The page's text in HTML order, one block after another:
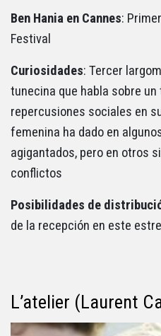
Ben Hania en Cannes:
Festival
Curiosidades: Tercer
tunecina que habla sobre
repercusiones sociales en
femenina ha dado en
agigantados, pero en otros
conflictos
Posibilidades de
de la recepción en este
L’atelier (Laurent